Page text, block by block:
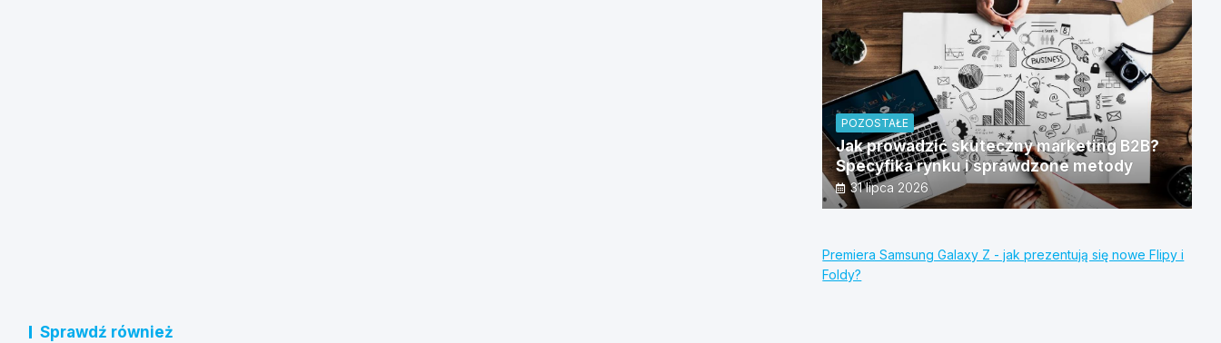
POZOSTAŁE
Jak prowadzić skuteczny marketing B2B?
Specyfika rynku i sprawdzone metody
31 lipca 2026
Premiera Samsung Galaxy Z - jak prezentują się nowe Flipy i
Foldy?
Sprawdź również